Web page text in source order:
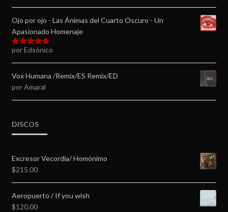
Ojo por ojo - Las Ánimas del Cuarto Oscuro - Un
Apasionado Homenaje
Valorado en
por Edsónico
Vox Humana /Remix/ES Remix/ED
por Amaral
DISCOS
Excresor Vecordia/ Homónimo
$215.00
Aeropuerto / If you wish
$120.00